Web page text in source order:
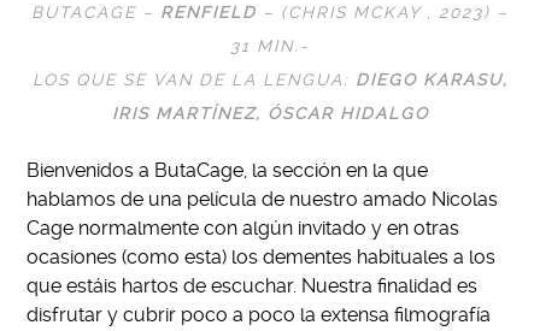
BUTACAGE – RENFIELD – (CHRIS MCKAY , 2023) –
31 MIN.-
LOS QUE SE VAN DE LA LENGUA: DIEGO KARASU,
IRIS MARTÍNEZ, ÓSCAR HIDALGO
Bienvenidos a ButaCage, la sección en la que
hablamos de una película de nuestro amado Nicolas
Cage normalmente con algún invitado y en otras
ocasiones (como esta) los dementes habituales a los
que estáis hartos de escuchar. Nuestra finalidad es
disfrutar y cubrir poco a poco la extensa filmografía